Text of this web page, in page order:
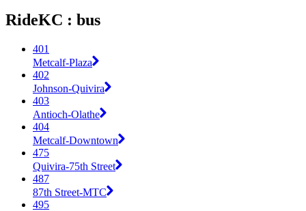
RideKC : bus
401
Metcalf-Plaza
402
Johnson-Quivira
403
Antioch-Olathe
404
Metcalf-Downtown
475
Quivira-75th Street
487
87th Street-MTC
495